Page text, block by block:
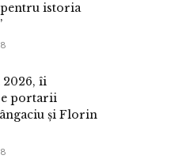
pentru istoria
2026, îi
portarii
și Florin